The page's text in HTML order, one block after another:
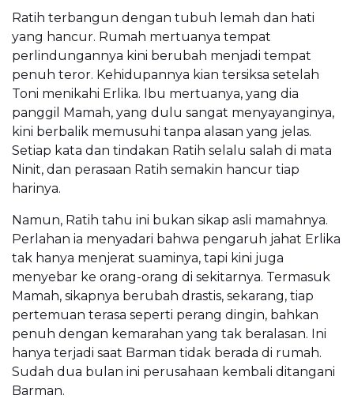
Ratih terbangun dengan tubuh lemah dan hati
yang hancur. Rumah mertuanya tempat
perlindungannya kini berubah menjadi tempat
penuh teror. Kehidupannya kian tersiksa setelah
Toni menikahi Erlika. Ibu mertuanya, yang dia
panggil Mamah, yang dulu sangat menyayanginya,
kini berbalik memusuhi tanpa alasan yang jelas.
Setiap kata dan tindakan Ratih selalu salah di mata
Ninit, dan perasaan Ratih semakin hancur tiap
harinya.
Namun, Ratih tahu ini bukan sikap asli mamahnya.
Perlahan ia menyadari bahwa pengaruh jahat Erlika
tak hanya menjerat suaminya, tapi kini juga
menyebar ke orang-orang di sekitarnya. Termasuk
Mamah, sikapnya berubah drastis, sekarang, tiap
pertemuan terasa seperti perang dingin, bahkan
penuh dengan kemarahan yang tak beralasan. Ini
hanya terjadi saat Barman tidak berada di rumah.
Sudah dua bulan ini perusahaan kembali ditangani
Barman.